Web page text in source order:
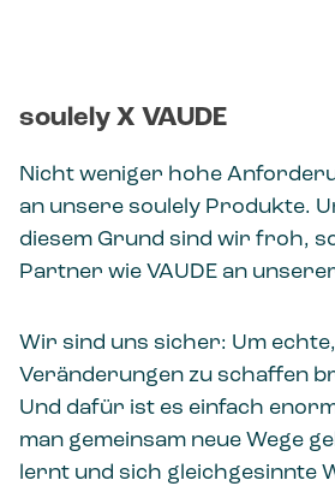
soulely X VAUDE
Nicht weniger hohe
an unsere soulely Produkte.
diesem Grund sind wir froh,
Partner wie VAUDE an
Wir sind uns sicher: Um
Veränderungen zu schaffen
Und dafür ist es einfach
man gemeinsam neue Wege
lernt und sich gleichgesinnte